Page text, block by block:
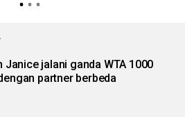
Janice jalani ganda WTA 1000
partner berbeda